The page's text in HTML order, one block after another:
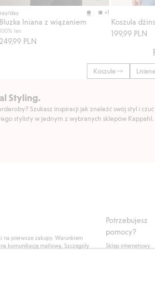
Kup
kay/day +1
Bluzka lniana z wiązaniem
len
249,99 PLN
Koszula
199,99 PLN
Koszule
Styling.
Szukasz inspiracji jak znaleźć swój styl i
stylisty w jednym z wybranych sklepów Kappahl.
pierwsze zakupy. Warunkiem
komunikację mailową. Szczegóły
Potrzebujesz
pomocy?
Sklep internetowy